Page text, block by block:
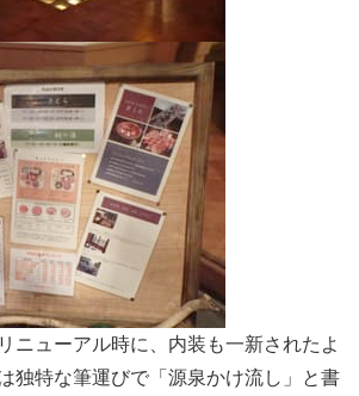
ニューアル時に、内装も一新されたよ
独特な筆運びで「源泉かけ流し」と書